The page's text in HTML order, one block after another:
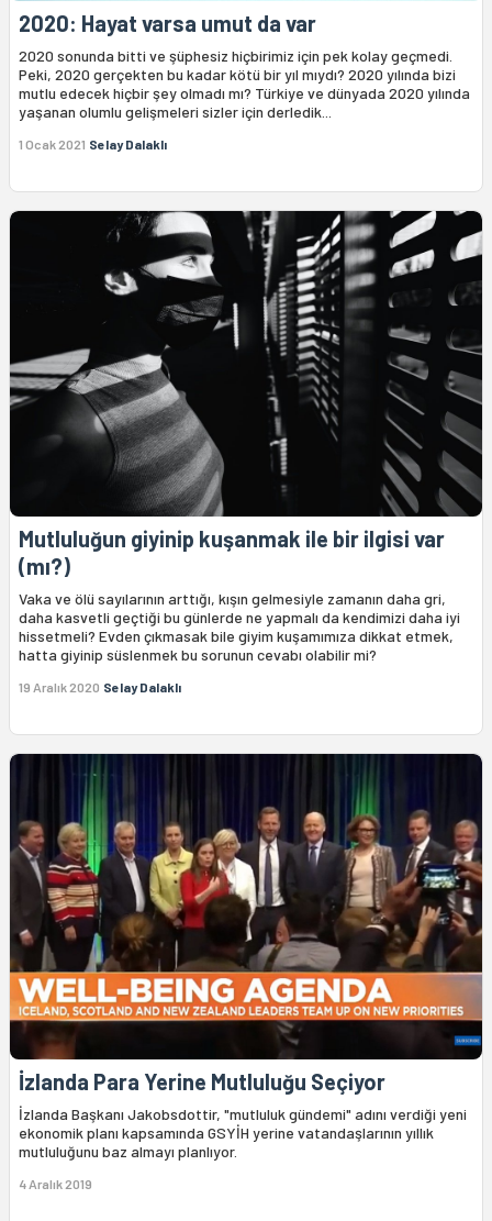
2020: Hayat varsa umut da var
2020 sonunda bitti ve şüphesiz hiçbirimiz için pek kolay geçmedi.
Peki, 2020 gerçekten bu kadar kötü bir yıl mıydı? 2020 yılında bizi
mutlu edecek hiçbir şey olmadı mı? Türkiye ve dünyada 2020 yılında
yaşanan olumlu gelişmeleri sizler için derledik...
1 Ocak 2021 Selay Dalaklı
Mutluluğun giyinip kuşanmak ile bir ilgisi var
(mı?)
Vaka ve ölü sayılarının arttığı, kışın gelmesiyle zamanın daha gri,
daha kasvetli geçtiği bu günlerde ne yapmalı da kendimizi daha iyi
hissetmeli? Evden çıkmasak bile giyim kuşamımıza dikkat etmek,
hatta giyinip süslenmek bu sorunun cevabı olabilir mi?
19 Aralık 2020 Selay Dalaklı
İzlanda Para Yerine Mutluluğu Seçiyor
İzlanda Başkanı Jakobsdottir, "mutluluk gündemi" adını verdiği yeni
ekonomik planı kapsamında GSYİH yerine vatandaşlarının yıllık
mutluluğunu baz almayı planlıyor.
4 Aralık 2019